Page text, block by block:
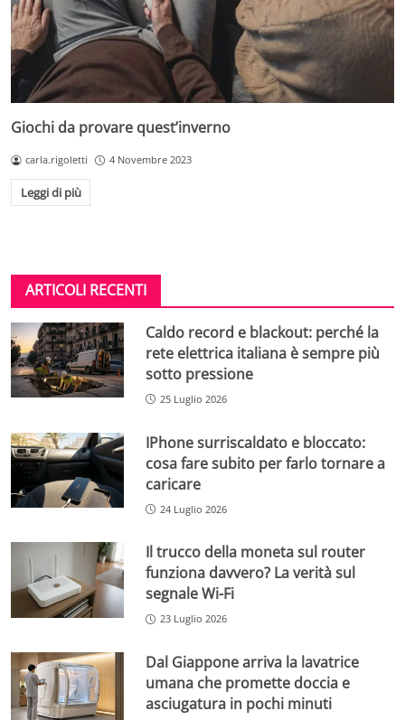
Giochi da provare quest’inverno
carla.rigoletti 4 Novembre 2023
Leggi di più
ARTICOLI RECENTI
Caldo record e blackout: perché la
rete elettrica italiana è sempre più
sotto pressione
25 Luglio 2026
IPhone surriscaldato e bloccato:
cosa fare subito per farlo tornare a
caricare
24 Luglio 2026
Il trucco della moneta sul router
funziona davvero? La verità sul
segnale Wi-Fi
23 Luglio 2026
Dal Giappone arriva la lavatrice
umana che promette doccia e
asciugatura in pochi minuti